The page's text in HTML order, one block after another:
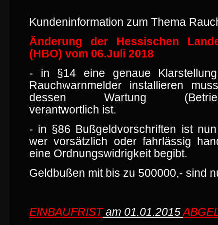
Kundeninformation zum Thema
Änderung der Hessischen
(HBO) vom 06.Juli 2018
- in §14 eine genaue
Rauchwarnmelder installieren
dessen Wartung
verantwortlich ist.
- in §86 Bußgeldvorschriften ist
wer vorsätzlich oder fahrlässig
eine Ordnungswidrigkeit begibt.
Geldbußen mit bis zu 500000,- sind
EINBAUFRISTam 01.01.2015